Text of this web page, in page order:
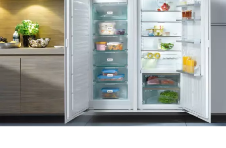
метро Беляево
метро Бибирево
метро Водный стадион
метро Курская
метро Комсомольская
метро Жулебино